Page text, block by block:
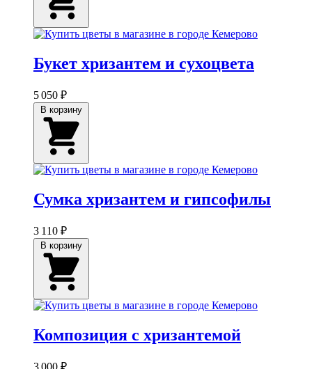
Букет хризантем и сухоцвета
5 050 ₽
Сумка хризантем и гипсофилы
3 110 ₽
Композиция с хризантемой
3 000 ₽